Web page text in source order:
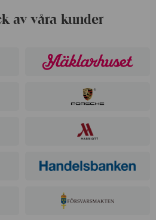
av våra kunder